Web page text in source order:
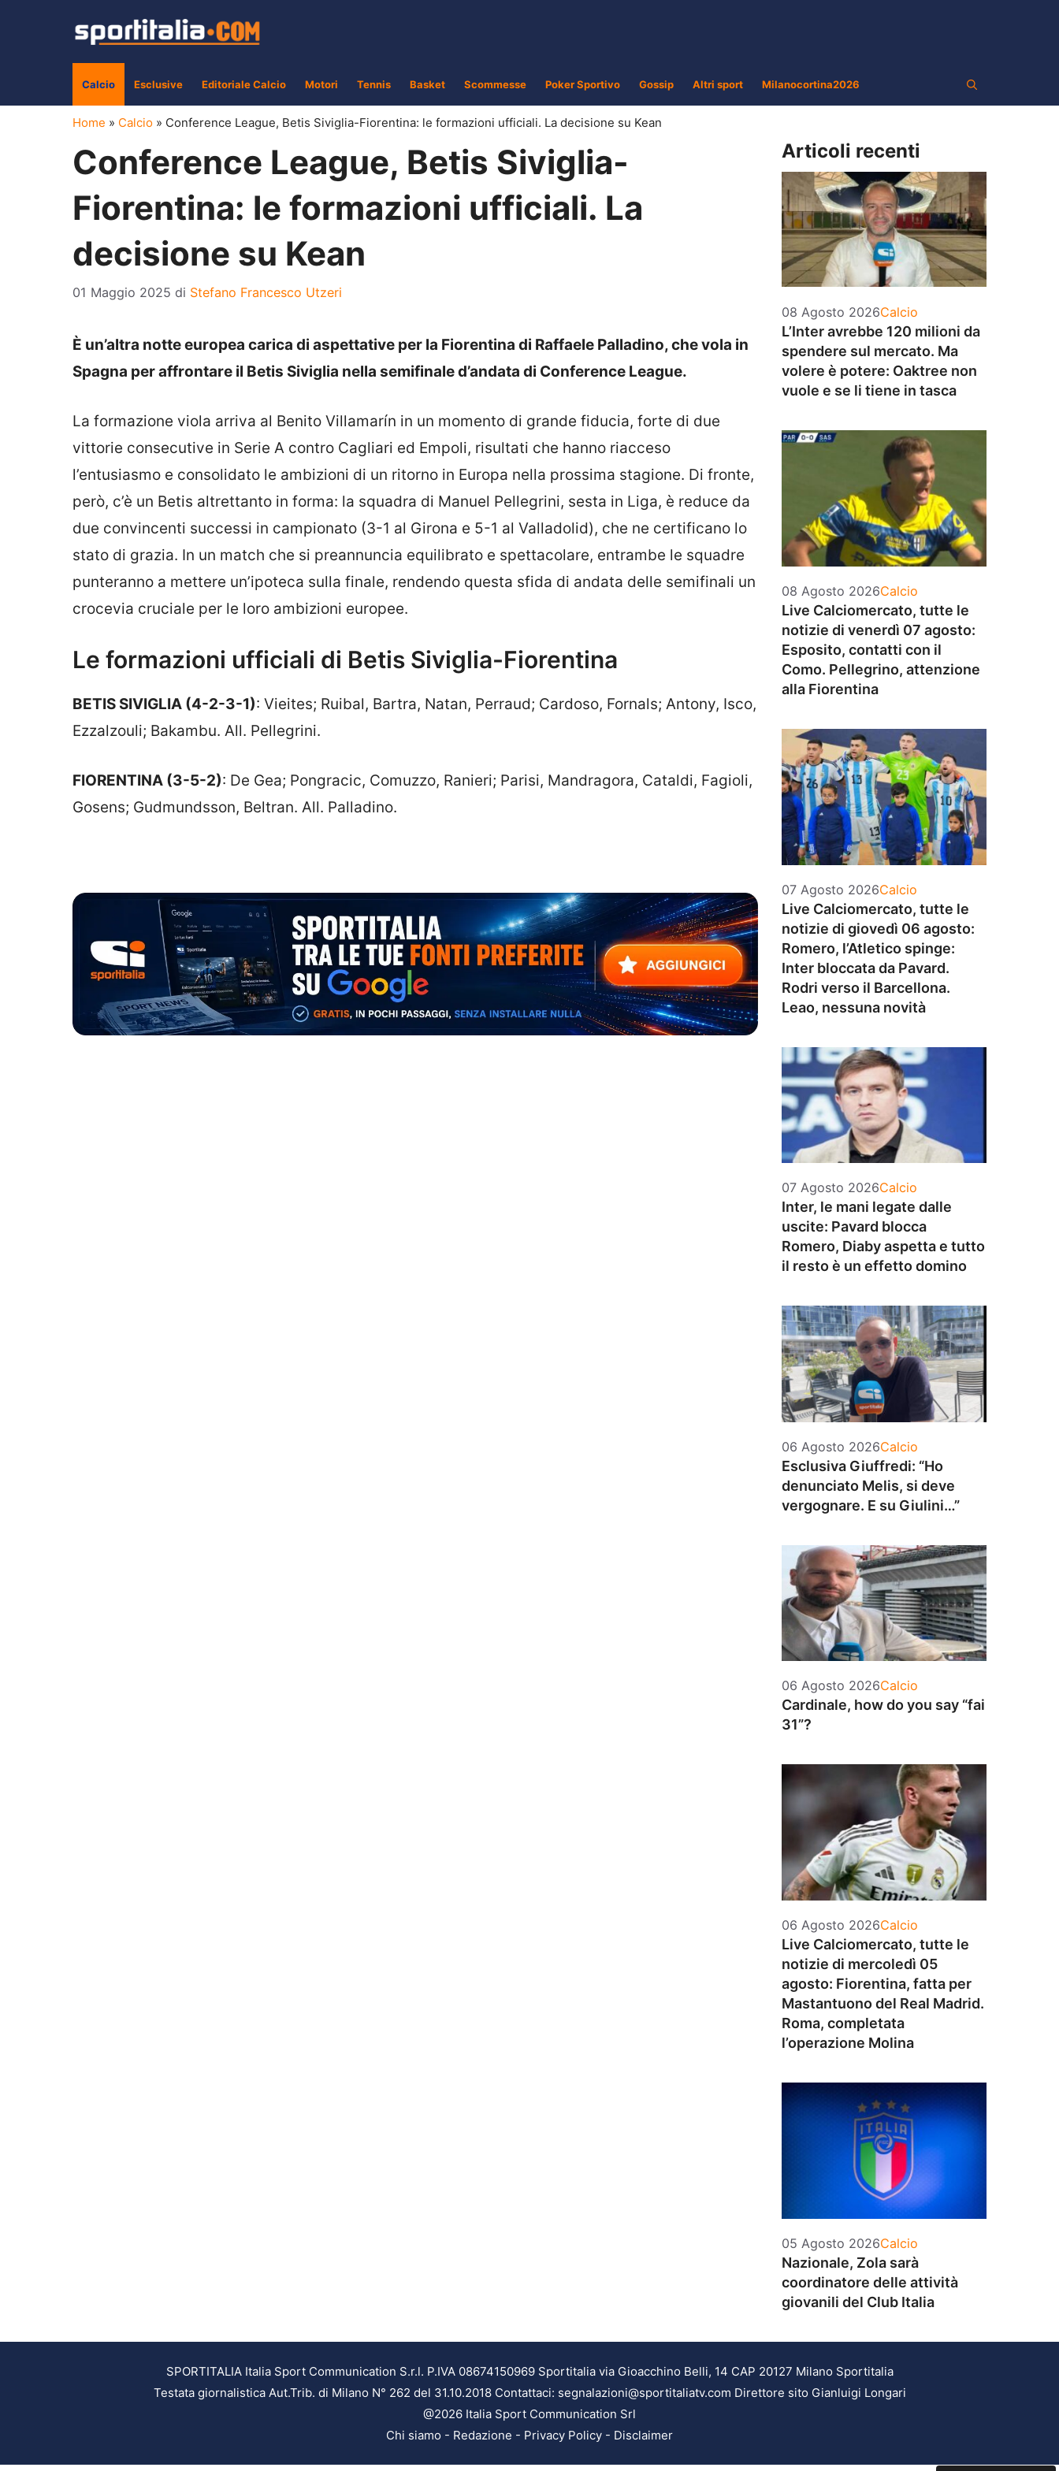
Calcio Esclusive Editoriale Calcio Motori Tennis Basket Scommesse Poker Sportivo Gossip Altri sport Milanocortina2026
Home » Calcio » Conference League, Betis Siviglia-Fiorentina: le formazioni ufficiali. La decisione su Kean
Conference League, Betis Siviglia-
Fiorentina: le formazioni ufficiali. La
decisione su Kean
01 Maggio 2025 di Stefano Francesco Utzeri
È un’altra notte europea carica di aspettative per la Fiorentina di Raffaele Palladino, che vola in
Spagna per affrontare il Betis Siviglia nella semifinale d’andata di Conference League.
La formazione viola arriva al Benito Villamarín in un momento di grande fiducia, forte di due
vittorie consecutive in Serie A contro Cagliari ed Empoli, risultati che hanno riacceso
l’entusiasmo e consolidato le ambizioni di un ritorno in Europa nella prossima stagione. Di fronte,
però, c’è un Betis altrettanto in forma: la squadra di Manuel Pellegrini, sesta in Liga, è reduce da
due convincenti successi in campionato (3-1 al Girona e 5-1 al Valladolid), che ne certificano lo
stato di grazia. In un match che si preannuncia equilibrato e spettacolare, entrambe le squadre
punteranno a mettere un’ipoteca sulla finale, rendendo questa sfida di andata delle semifinali un
crocevia cruciale per le loro ambizioni europee.
Le formazioni ufficiali di Betis Siviglia-Fiorentina
BETIS SIVIGLIA (4-2-3-1): Vieites; Ruibal, Bartra, Natan, Perraud; Cardoso, Fornals; Antony, Isco,
Ezzalzouli; Bakambu. All. Pellegrini.
FIORENTINA (3-5-2): De Gea; Pongracic, Comuzzo, Ranieri; Parisi, Mandragora, Cataldi, Fagioli,
Gosens; Gudmundsson, Beltran. All. Palladino.
Articoli recenti
08 Agosto 2026Categorie
Calcio
L’Inter avrebbe 120 milioni da
spendere sul mercato. Ma
volere è potere: Oaktree non
vuole e se li tiene in tasca
08 Agosto 2026Categorie
Calcio
Live Calciomercato, tutte le
notizie di venerdì 07 agosto:
Esposito, contatti con il
Como. Pellegrino, attenzione
alla Fiorentina
07 Agosto 2026Categorie
Calcio
Live Calciomercato, tutte le
notizie di giovedì 06 agosto:
Romero, l’Atletico spinge:
Inter bloccata da Pavard.
Rodri verso il Barcellona.
Leao, nessuna novità
07 Agosto 2026Categorie
Calcio
Inter, le mani legate dalle
uscite: Pavard blocca
Romero, Diaby aspetta e tutto
il resto è un effetto domino
06 Agosto 2026Categorie
Calcio
Esclusiva Giuffredi: “Ho
denunciato Melis, si deve
vergognare. E su Giulini…”
06 Agosto 2026Categorie
Calcio
Cardinale, how do you say “fai
31”?
06 Agosto 2026Categorie
Calcio
Live Calciomercato, tutte le
notizie di mercoledì 05
agosto: Fiorentina, fatta per
Mastantuono del Real Madrid.
Roma, completata
l’operazione Molina
05 Agosto 2026Categorie
Calcio
Nazionale, Zola sarà
coordinatore delle attività
giovanili del Club Italia
SPORTITALIA Italia Sport Communication S.r.l. P.IVA 08674150969 Sportitalia via Gioacchino Belli, 14 CAP 20127 Milano Sportitalia
Testata giornalistica Aut.Trib. di Milano N° 262 del 31.10.2018 Contattaci: segnalazioni@sportitaliatv.com Direttore sito Gianluigi Longari
@2026 Italia Sport Communication Srl
Chi siamo - Redazione - Privacy Policy - Disclaimer